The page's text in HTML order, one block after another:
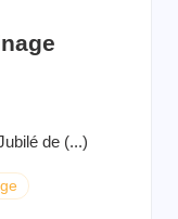
de (...)